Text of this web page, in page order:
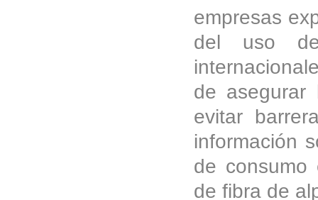
empresas
del uso de
de
evitar
información
de consumo
de fibra de